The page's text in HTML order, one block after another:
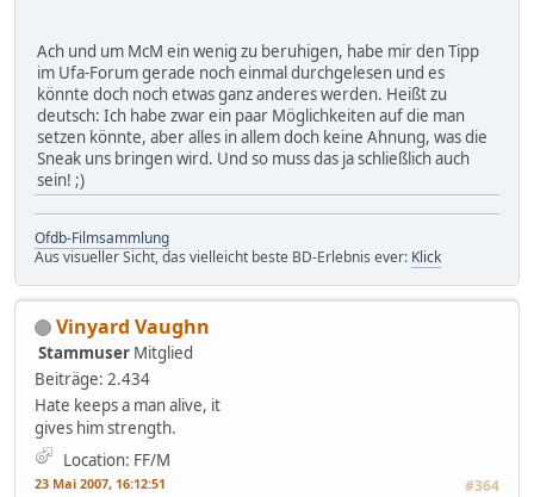
Ach und um McM ein wenig zu beruhigen, habe mir den Tipp
im Ufa-Forum gerade noch einmal durchgelesen und es
könnte doch noch etwas ganz anderes werden. Heißt zu
deutsch: Ich habe zwar ein paar Möglichkeiten auf die man
setzen könnte, aber alles in allem doch keine Ahnung, was die
Sneak uns bringen wird. Und so muss das ja schließlich auch
sein! ;)
Ofdb-Filmsammlung
Aus visueller Sicht, das vielleicht beste BD-Erlebnis ever: Klick
Vinyard Vaughn
Stammuser Mitglied
Beiträge: 2.434
Hate keeps a man alive, it
gives him strength.
Location: FF/M
23 Mai 2007, 16:12:51 #364